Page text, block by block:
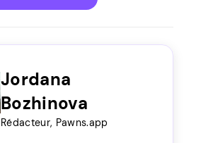
Jordana
Bozhinova
Rédacteur, Pawns.app